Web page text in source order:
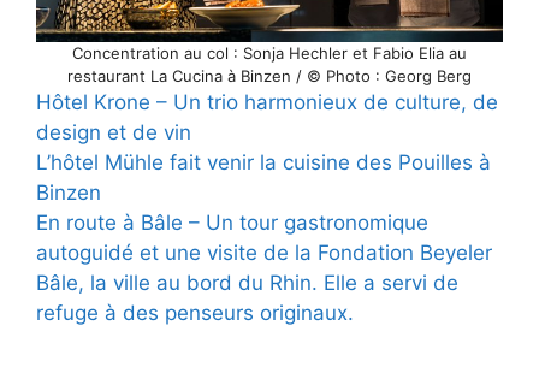
Concentration au col : Sonja Hechler et Fabio Elia au
restaurant La Cucina à Binzen / © Photo : Georg Berg
Hôtel Krone – Un trio harmonieux de culture, de
design et de vin
L’hôtel Mühle fait venir la cuisine des Pouilles à
Binzen
En route à Bâle – Un tour gastronomique
autoguidé et une visite de la Fondation Beyeler
Bâle, la ville au bord du Rhin. Elle a servi de
refuge à des penseurs originaux.